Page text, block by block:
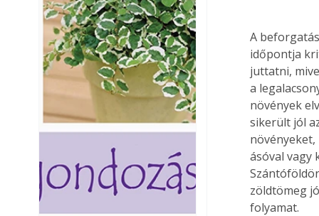
A beforgatás
időpontja
juttatni,
a
növények
sikerült jól
ásóval vagy
zöldtömeg
folyamat.